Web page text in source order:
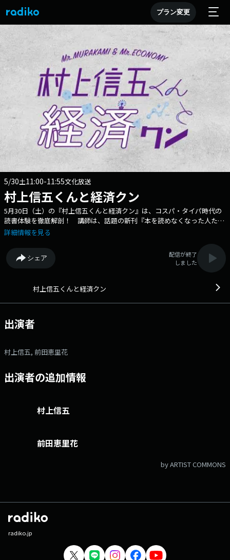
プラン変更
5/30土11:00-11:55文化放送
村上信五くんと経済クン
5月30日（土）の『村上信五くんと経済クン』は、コスパ・タイパ時代の
読書体験を徹底解剖！ 講師は、話題の新刊『本を読めなくなった人た
ち コスパとテキストメディアをめぐる現在形』の著者、稲田豊史さんで
Twitter）ページは「https://twitter.com/murakamikeizai」 村上
信五がゲストの方による講義で 「経済」「お金」「イノベーション」に
ついて学んでいく番組です。 第一線で活躍する方だからこそ知っている
化放送「村上信五と経済クン」 FAX:03-5403-1151 文化放送公式
「https://www.facebook.com/1134joqr」 文化放送公式LINEは
「@joqr_916」
詳細情報を見る
シェア
配信が終了
しました
村上信五くんと経済クン
出演者
村上信五, 前田恵里花
出演者の追加情報
村上信五
前田恵里花
by ARTIST COMMONS
radiko.jp